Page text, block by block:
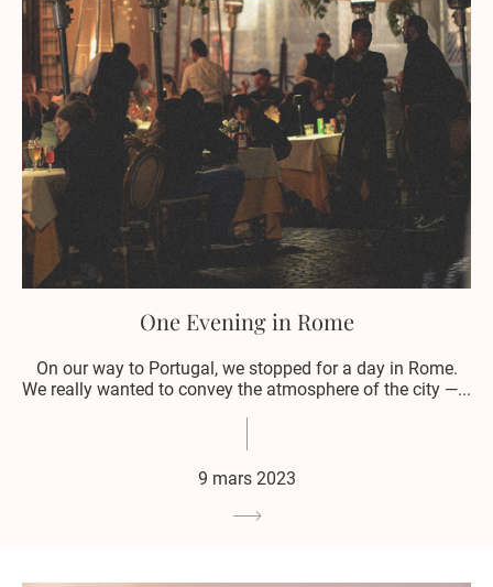
One Evening in Rome
On our way to Portugal, we stopped for a day in Rome.
We really wanted to convey the atmosphere of the city —...
9 mars 2023